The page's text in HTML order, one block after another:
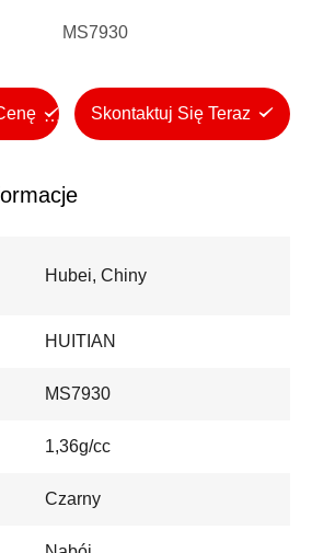
MS7930
Skontaktuj Się Teraz
Hubei, Chiny
HUITIAN
MS7930
1,36g/cc
Czarny